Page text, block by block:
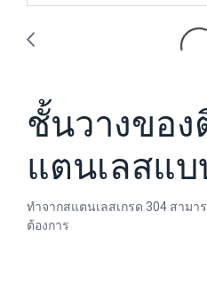
ชั้นวางขอ
แตนเลสแ
ทำจากสแตนเลสเกรด 304 สาม
ต้องการ